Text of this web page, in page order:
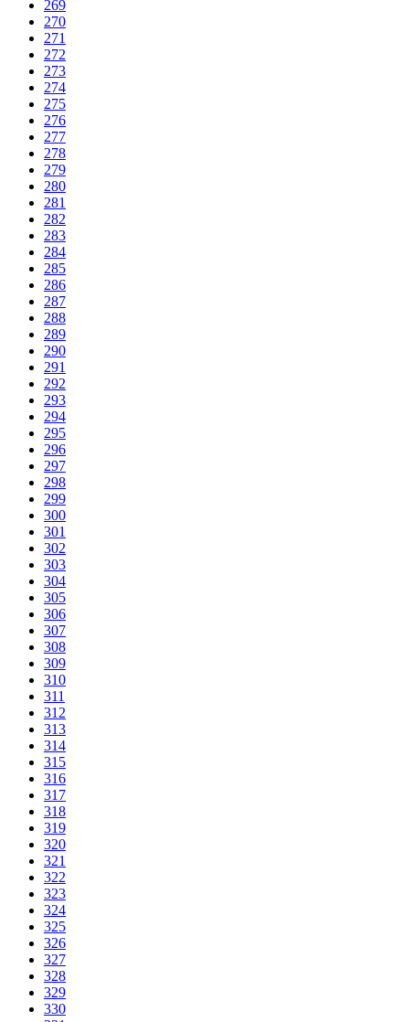
269
270
271
272
273
274
275
276
277
278
279
280
281
282
283
284
285
286
287
288
289
290
291
292
293
294
295
296
297
298
299
300
301
302
303
304
305
306
307
308
309
310
311
312
313
314
315
316
317
318
319
320
321
322
323
324
325
326
327
328
329
330